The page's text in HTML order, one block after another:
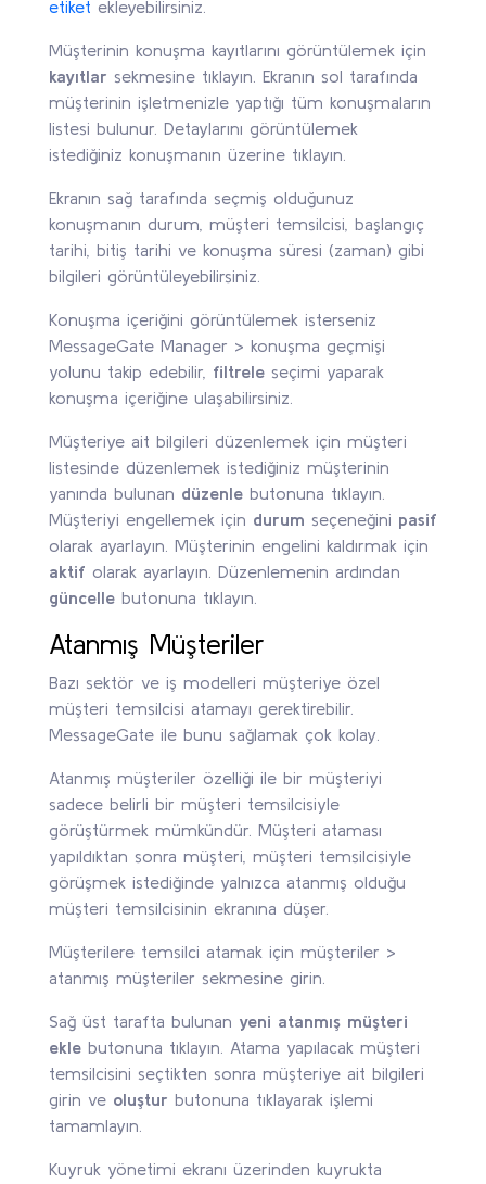
etiket ekleyebilirsiniz.
Müşterinin konuşma kayıtlarını görüntülemek için
kayıtlar sekmesine tıklayın. Ekranın sol tarafında
müşterinin işletmenizle yaptığı tüm konuşmaların
listesi bulunur. Detaylarını görüntülemek
istediğiniz konuşmanın üzerine tıklayın.
Ekranın sağ tarafında seçmiş olduğunuz
konuşmanın durum, müşteri temsilcisi, başlangıç
tarihi, bitiş tarihi ve konuşma süresi (zaman) gibi
bilgileri görüntüleyebilirsiniz.
Konuşma içeriğini görüntülemek isterseniz
MessageGate Manager > konuşma geçmişi
yolunu takip edebilir, filtrele seçimi yaparak
konuşma içeriğine ulaşabilirsiniz.
Müşteriye ait bilgileri düzenlemek için müşteri
listesinde düzenlemek istediğiniz müşterinin
yanında bulunan düzenle butonuna tıklayın.
Müşteriyi engellemek için durum seçeneğini pasif
olarak ayarlayın. Müşterinin engelini kaldırmak için
aktif olarak ayarlayın. Düzenlemenin ardından
güncelle butonuna tıklayın.
Atanmış Müşteriler
Bazı sektör ve iş modelleri müşteriye özel
müşteri temsilcisi atamayı gerektirebilir.
MessageGate ile bunu sağlamak çok kolay.
Atanmış müşteriler özelliği ile bir müşteriyi
sadece belirli bir müşteri temsilcisiyle
görüştürmek mümkündür. Müşteri ataması
yapıldıktan sonra müşteri, müşteri temsilcisiyle
görüşmek istediğinde yalnızca atanmış olduğu
müşteri temsilcisinin ekranına düşer.
Müşterilere temsilci atamak için müşteriler >
atanmış müşteriler sekmesine girin.
Sağ üst tarafta bulunan yeni atanmış müşteri
ekle butonuna tıklayın. Atama yapılacak müşteri
temsilcisini seçtikten sonra müşteriye ait bilgileri
girin ve oluştur butonuna tıklayarak işlemi
tamamlayın.
Kuyruk yönetimi ekranı üzerinden kuyrukta